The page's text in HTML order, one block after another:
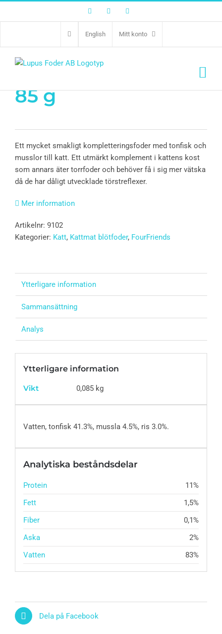
FacebookTwitter
English Mitt konto
FFC Tuna & Mussel
85 g
Ett mycket smakligt kompletteringsfoder med tonfisk och
musslor till katt. Ett utmärkt komplement i kattens kost
som annars äter torrfoder och behöver få i sig mer vätska
då de har dåligt utvecklade törstreflexer.
Mer information
Artikelnr: 9102
Kategorier: Katt, Kattmat blötfoder, FourFriends
Ytterligare information
Sammansättning
Analys
Ytterligare information
Vikt 0,085 kg
Vatten, tonfisk 41.3%, mussla 4.5%, ris 3.0%.
Analytiska beståndsdelar
Protein
11%
Fett
1,5%
Fiber
0,1%
Aska
2%
Vatten
83%
Dela på Facebook